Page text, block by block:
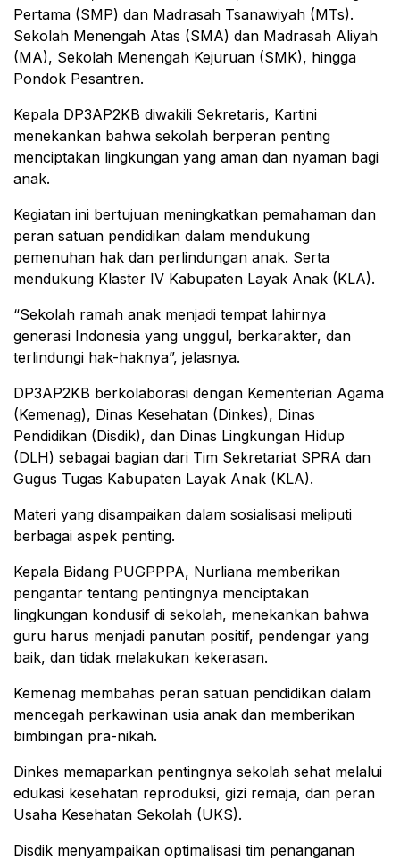
Pertama (SMP) dan Madrasah Tsanawiyah (MTs).
Sekolah Menengah Atas (SMA) dan Madrasah Aliyah
(MA), Sekolah Menengah Kejuruan (SMK), hingga
Pondok Pesantren.
Kepala DP3AP2KB diwakili Sekretaris, Kartini
menekankan bahwa sekolah berperan penting
menciptakan lingkungan yang aman dan nyaman bagi
anak.
Kegiatan ini bertujuan meningkatkan pemahaman dan
peran satuan pendidikan dalam mendukung
pemenuhan hak dan perlindungan anak. Serta
mendukung Klaster IV Kabupaten Layak Anak (KLA).
“Sekolah ramah anak menjadi tempat lahirnya
generasi Indonesia yang unggul, berkarakter, dan
terlindungi hak-haknya”, jelasnya.
DP3AP2KB berkolaborasi dengan Kementerian Agama
(Kemenag), Dinas Kesehatan (Dinkes), Dinas
Pendidikan (Disdik), dan Dinas Lingkungan Hidup
(DLH) sebagai bagian dari Tim Sekretariat SPRA dan
Gugus Tugas Kabupaten Layak Anak (KLA).
Materi yang disampaikan dalam sosialisasi meliputi
berbagai aspek penting.
Kepala Bidang PUGPPPA, Nurliana memberikan
pengantar tentang pentingnya menciptakan
lingkungan kondusif di sekolah, menekankan bahwa
guru harus menjadi panutan positif, pendengar yang
baik, dan tidak melakukan kekerasan.
Kemenag membahas peran satuan pendidikan dalam
mencegah perkawinan usia anak dan memberikan
bimbingan pra-nikah.
Dinkes memaparkan pentingnya sekolah sehat melalui
edukasi kesehatan reproduksi, gizi remaja, dan peran
Usaha Kesehatan Sekolah (UKS).
Disdik menyampaikan optimalisasi tim penanganan